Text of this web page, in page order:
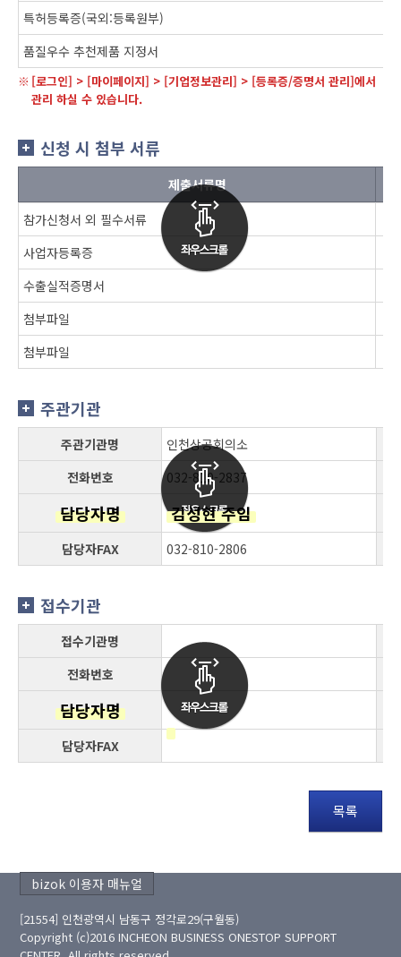
특허등록증(국외:등록원부)
품질우수 추천제품 지정서
[로그인] > [마이페이지] > [기업정보관리] > [등록증/증명서 관리]에서
관리 하실 수 있습니다.
신청 시 첨부 서류
제출서류명
참가신청서 외 필수서류
사업자등록증
수출실적증명서
첨부파일
첨부파일
주관기관
주관기관명
인천상공회의소
전화번호
032-810-2837
담당자명 김성현 주임
담당자FAX 032-810-2806
접수기관
접수기관명
전화번호
담당자명
담당자FAX
목록
bizok 이용자 매뉴얼
[21554] 인천광역시 남동구 정각로29(구월동)
Copyright (c)2016 INCHEON BUSINESS ONESTOP SUPPORT